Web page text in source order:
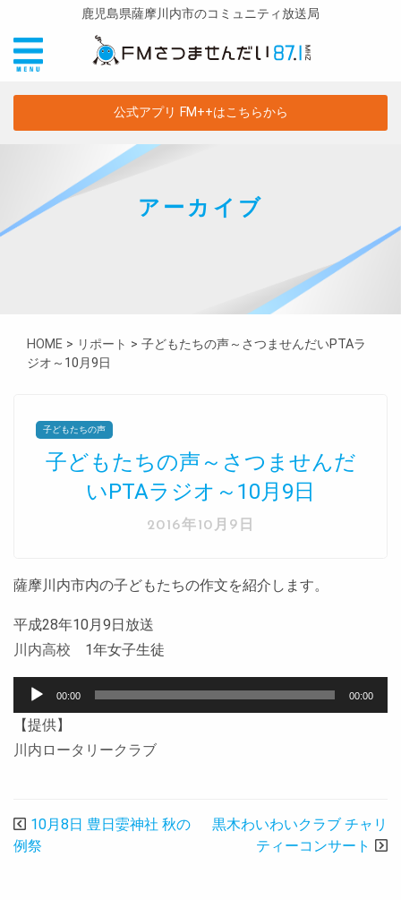
鹿児島県薩摩川内市のコミュニティ放送局
公式アプリ FM++はこちらから
アーカイブ
HOME > リポート > 子どもたちの声～さつませんだいPTAラ
ジオ～10月9日
子どもたちの声
子どもたちの声～さつませんだ
いPTAラジオ～10月9日
2016年10月9日
薩摩川内市内の子どもたちの作文を紹介します。
平成28年10月9日放送
川内高校 1年女子生徒
プ
レ
ー
00:00 00:00
【提供】
川内ロータリークラブ
稿
10月8日 豊日孁神社 秋の
例祭
黒木わいわいクラブ チャリ
ティーコンサート